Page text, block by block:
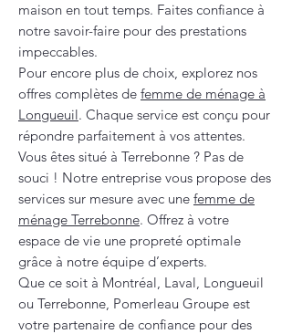
maison en tout temps. Faites confiance à
notre savoir-faire pour des prestations
impeccables.
Pour encore plus de choix, explorez nos
offres complètes de femme de ménage à
Longueuil. Chaque service est conçu pour
répondre parfaitement à vos attentes.
Vous êtes situé à Terrebonne ? Pas de
souci ! Notre entreprise vous propose des
services sur mesure avec une femme de
ménage Terrebonne. Offrez à votre
espace de vie une propreté optimale
grâce à notre équipe d’experts.
Que ce soit à Montréal, Laval, Longueuil
ou Terrebonne, Pomerleau Groupe est
votre partenaire de confiance pour des